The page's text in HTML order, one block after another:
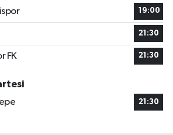
19:00
21:30
FK 21:30
21:30